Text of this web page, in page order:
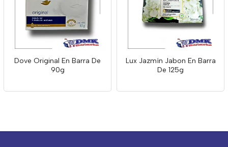
Dove Original En Barra De
90g
Lux Jazmín Jabon En Barra
De 125g